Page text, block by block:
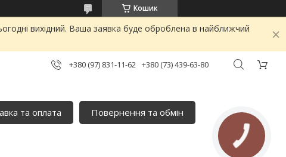
Кошик
вихідний. Ваша заявка буде оброблена в найближчий
+380 (97) 831-11-62 +380 (73) 439-63-80
та оплата
Повернення та обмін